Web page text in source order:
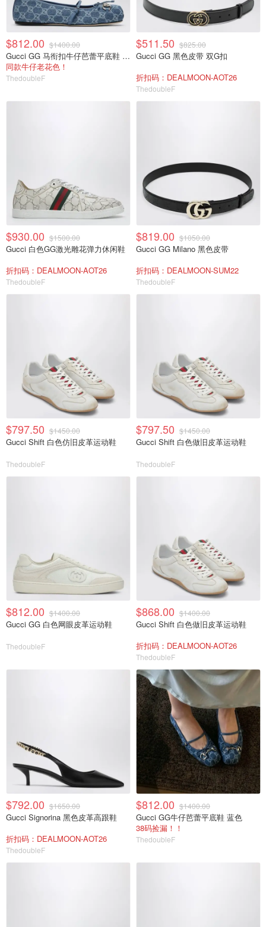
$812.00 $1400.00
Gucci GG 马衔扣牛仔芭蕾平底鞋 蓝色
同款牛仔老花色！
ThedoubleF
$511.50 $825.00
Gucci GG 黑色皮带 双G扣
折扣码：DEALMOON-AOT26
ThedoubleF
$930.00 $1500.00
Gucci 白色GG激光雕花弹力休闲鞋
折扣码：DEALMOON-AOT26
ThedoubleF
$819.00 $1050.00
Gucci GG Milano 黑色皮带
折扣码：DEALMOON-SUM22
ThedoubleF
$797.50 $1450.00
Gucci Shift 白色仿旧皮革运动鞋
ThedoubleF
$797.50 $1450.00
Gucci Shift 白色做旧皮革运动鞋
ThedoubleF
$812.00 $1400.00
Gucci GG 白色网眼皮革运动鞋
ThedoubleF
$868.00 $1400.00
Gucci Shift 白色做旧皮革运动鞋
折扣码：DEALMOON-AOT26
ThedoubleF
$792.00 $1650.00
Gucci Signorina 黑色皮革高跟鞋
折扣码：DEALMOON-AOT26
ThedoubleF
$812.00 $1400.00
Gucci GG牛仔芭蕾平底鞋 蓝色
38码捡漏！！
ThedoubleF